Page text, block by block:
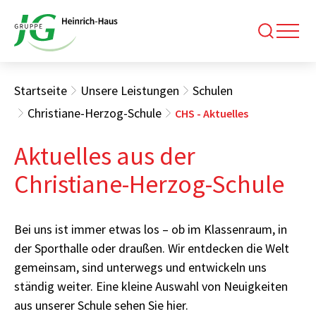
Startseite Unsere Leistungen
Schulen
Christiane-Herzog-Schule
CHS - Aktuelles
Aktuelles aus der
Christiane-Herzog-Schule
Bei uns ist immer etwas los – ob im Klassenraum, in
der Sporthalle oder draußen. Wir entdecken die Welt
gemeinsam, sind unterwegs und entwickeln uns
ständig weiter. Eine kleine Auswahl von Neuigkeiten
aus unserer Schule sehen Sie hier.